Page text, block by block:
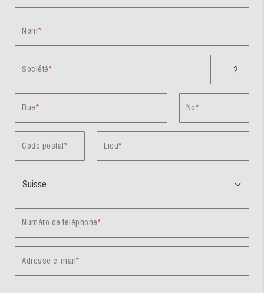
Nom
Société ?
Rue No
Code postal Lieu
Numéro de téléphone
Adresse e-mail